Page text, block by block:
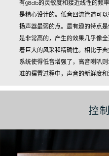
有98db的灵敏度和接近线性的频
是精心设计的。 低音回流管道可
扬声器最弱的点。 最有趣的特点
是非常高的，产生的效果几乎像全
着巨大的风采和精确性。 相比于
系统使得低音增强了，高音喇叭
准的摆置过程中，声音的新鲜度和
控